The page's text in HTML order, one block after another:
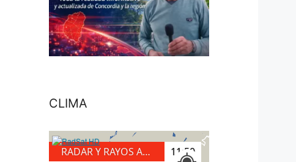
CLIMA
RADAR Y RAYOS A TIERRA 12:10